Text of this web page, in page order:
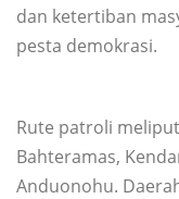
dan ketertiban
pesta demokrasi.
Rute patroli
Bahteramas,
Anduonohu.